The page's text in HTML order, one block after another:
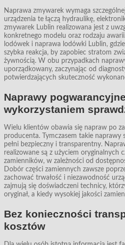
Naprawa zmywarek wymaga
urządzenia te łączą hydraulikę,
zmywarek Lublin realizowana jest z
konkretnego modelu oraz rodzaju
lodówek i naprawa lodówki Lublin,
szybka reakcja, by zapobiec stratom
żywnością. W obu przypadkach
uporządkowany, zaczynając od
potwierdzających skuteczność
Naprawy
wykorzystaniem
Wielu klientów obawia się napraw po
producenta. Tymczasem takie
pełni bezpieczny i transparentny.
realizowane są z użyciem oryginalnych
zamienników, w zależności od
Dobór części zamiennych zawsze
zachować trwałość i niezawodność
zajmują się doświadczeni technicy,
oryginał, a kiedy wysokiej jakości
Bez konieczności
kosztów